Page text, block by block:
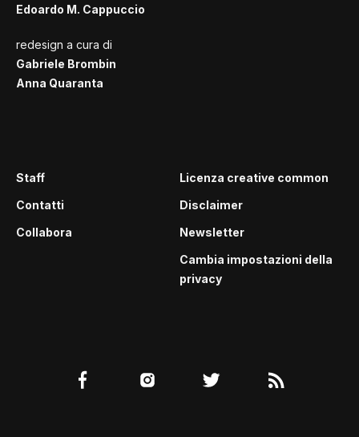
Edoardo M. Cappuccio
redesign a cura di
Gabriele Brombin
Anna Quaranta
Staff
Contatti
Collabora
Licenza creative common
Disclaimer
Newsletter
Cambia impostazioni della
privacy